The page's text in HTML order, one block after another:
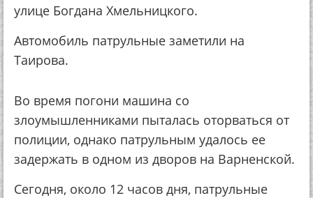
улице Богдана Хмельницкого.
Автомобиль патрульные заметили на
Таирова.
Во время погони машина со
злоумышленниками пыталась оторваться от
полиции, однако патрульным удалось ее
задержать в одном из дворов на Варненской.
Сегодня, около 12 часов дня, патрульные